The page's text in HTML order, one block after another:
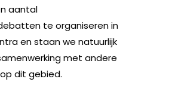
aantal
te organiseren in
en staan we natuurlijk
met andere
dit gebied.